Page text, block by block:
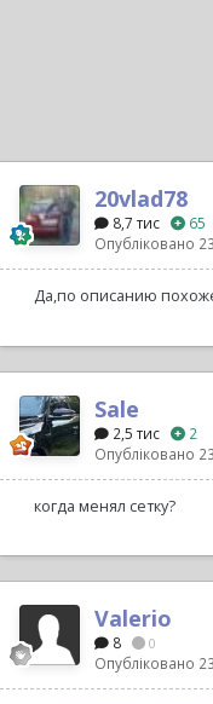
20vlad78
8,7 тис
65
Опубліковано
Да,по описанию
Sale
2,5 тис
2
Опубліковано
когда менял сетку?
Valerio
8 0
Опубліковано